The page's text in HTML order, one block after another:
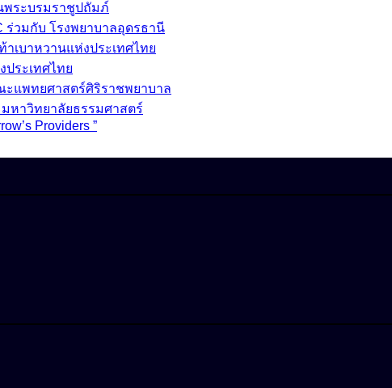
พระบรมราชูปถัมภ์
ร่วมกับ โรงพยาบาลอุดรธานี
เบาหวานแห่งประเทศไทย
ประเทศไทย
ะแพทยศาสตร์ศิริราชพยาบาล
หาวิทยาลัยธรรมศาสตร์
Providers ”